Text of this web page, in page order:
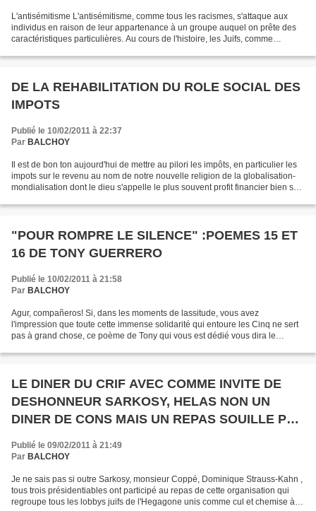
L'antisémitisme L'antisémitisme, comme tous les racismes, s'attaque aux
individus en raison de leur appartenance à un groupe auquel on prête des
caractéristiques particulières. Au cours de l'histoire, les Juifs, comme
DE LA REHABILITATION DU ROLE SOCIAL DES
IMPOTS
Publié le 10/02/2011 à 22:37
Par BALCHOY
Il est de bon ton aujourd'hui de mettre au pilori les impôts, en particulier les
impots sur le revenu au nom de notre nouvelle religion de la globalisation-
mondialisation dont le dieu s'appelle le plus souvent profit financier bien sûr
"POUR ROMPRE LE SILENCE" :POEMES 15 ET
16 DE TONY GUERRERO
Publié le 10/02/2011 à 21:58
Par BALCHOY
Agur, compañeros! Si, dans les moments de lassitude, vous avez
l'impression que toute cette immense solidarité qui entoure les Cinq ne sert
pas à grand chose, ce poème de Tony qui vous est dédié vous dira le
LE DINER DU CRIF AVEC COMME INVITE DE
DESHONNEUR SARKOSY, HELAS NON UN
DINER DE CONS MAIS UN REPAS SOUILLE PAR
LES CRIMES D'ISRAEL A GAZA QUI Y SONT
ABSOUS
Publié le 09/02/2011 à 21:49
Par BALCHOY
Je ne sais pas si outre Sarkosy, monsieur Coppé, Dominique Strauss-Kahn ,
tous trois présidentiables ont participé au repas de cette organisation qui
regroupe tous les lobbys juifs de l'Hegagone unis comme cul et chemise à